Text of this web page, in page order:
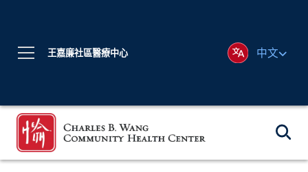
王嘉廉社區醫療中心 中文